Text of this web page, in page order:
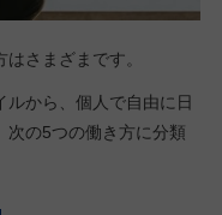
さまざまです。
から、個人で自由に日
次の5つの働き方に分類